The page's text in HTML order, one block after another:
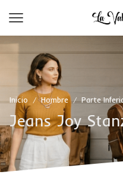
Inicio / Hombre / Parte
Jeans Joy